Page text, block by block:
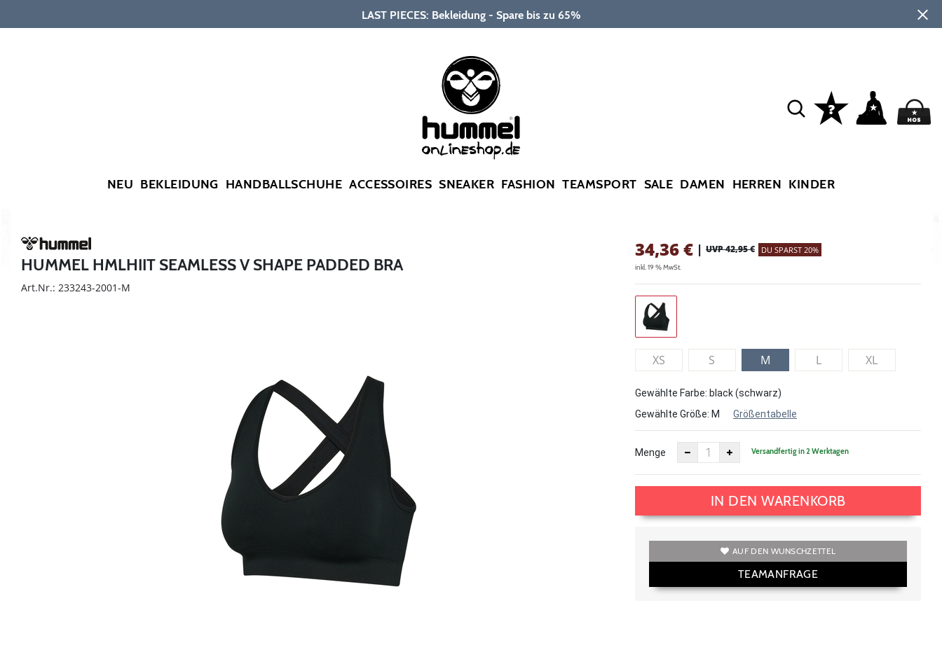
LAST PIECES: Bekleidung - Spare bis zu 65%
NEU BEKLEIDUNG HANDBALLSCHUHE ACCESSOIRES SNEAKER FASHION TEAMSPORT SALE DAMEN HERREN KINDER
HUMMEL HMLHIIT SEAMLESS V SHAPE PADDED BRA
Art.Nr.: 233243-2001-M
34,36€ | UVP 42,95 € DU SPARST 20%
inkl. 19 % MwSt.
XS S M L XL
Gewählte Farbe: black (schwarz)
Gewählte Größe: M Größentabelle
Menge Versandfertig in 2 Werktagen
IN DEN WARENKORB
AUF DEN WUNSCHZETTEL
TEAMANFRAGE